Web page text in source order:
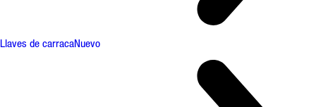
Llaves de carracaNuevo